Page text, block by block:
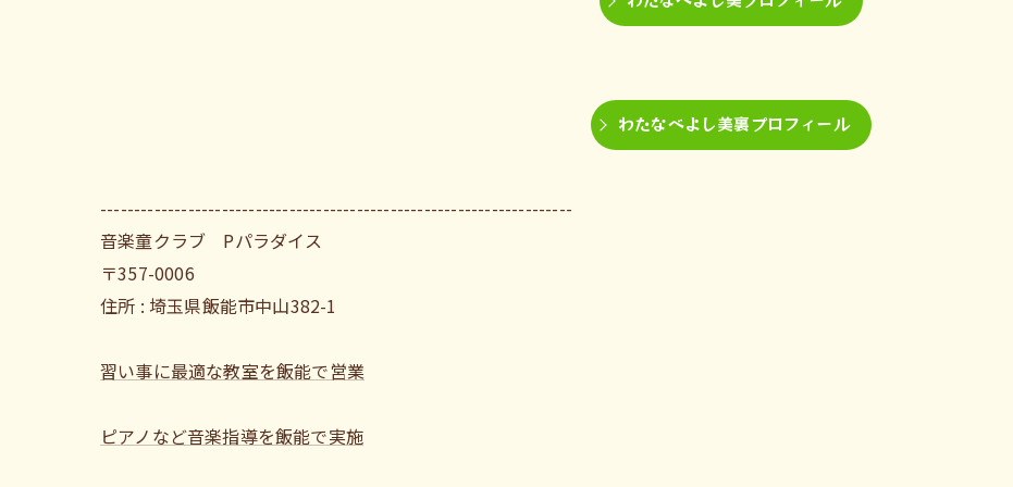
わたなべよし美裏プロフィール
----------------------------------------------------------------------
音楽童クラブ Pパラダイス
〒357-0006
住所 : 埼玉県飯能市中山382-1
習い事に最適な教室を飯能で営業
ピアノなど音楽指導を飯能で実施